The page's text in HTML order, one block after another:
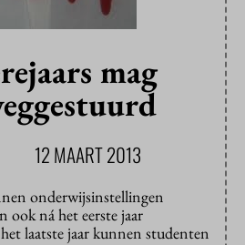
mag
12 MAART 2013
onderwijsinstellingen
ook ná het eerste jaar
laatste jaar kunnen studenten